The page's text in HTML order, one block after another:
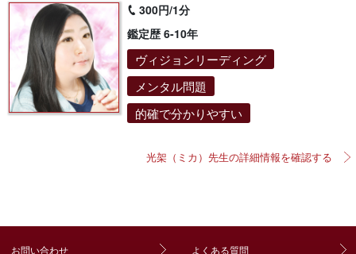
300円/1分
鑑定歴 6-10年
ヴィジョンリーディング
メンタル問題
的確で分かりやすい
光架（ミカ）先生の詳細情報を確認する
お問い合わせ よくある質問